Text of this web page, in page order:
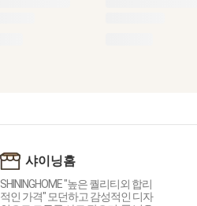
샤이닝홈
SHININGHOME "높은 퀄리티외 합리
적인 가격" 모던하고 감성적인 디자